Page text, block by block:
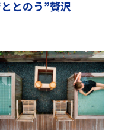
とのう”贅沢